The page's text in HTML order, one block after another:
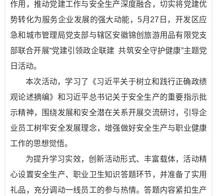
作用，推动党建工作与安全生产深度融合，切实将党建优
势转化为服务企业发展的强大动能，5月27日，开发区应
急和城市管理局党支部与辖区安徽锦创旅游用品有限党支
部联合开展“党建引领政企联建 共筑安全守护健康”主题党
日活动。
本次活动，学习了《习近平关于树立和践行正确政绩
观论述摘编》和习近平总书记关于安全生产的重要指示批
示精神，围绕发展和安全潜在关系开展交流研讨，引导企
业员工树牢安全发展理念，增强做好安全生产与职业健康
工作的思想觉悟。
为提升学习实效，创新活动形式、丰富载体，活动精
心设置安全生产、职业卫生知识答题环节，并准备了实用
礼品，充分调动一线员工的参与热情。答题内容紧扣生产